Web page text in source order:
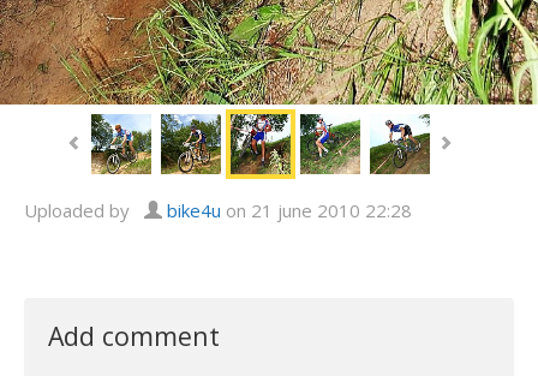
Uploaded by bike4u on 21 june 2010 22:28
Add comment